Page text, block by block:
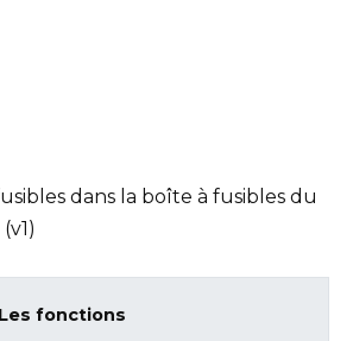
dans la boîte à fusibles du
Les fonctions